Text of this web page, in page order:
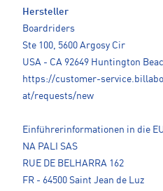
Hersteller
Boardriders
Ste 100, 5600 Argosy Cir
USA - CA 92649 Huntington
https://customer-
at/requests/new
Einführerinformationen in die
NA PALI SAS
RUE DE BELHARRA 162
FR - 64500 Saint Jean de Luz